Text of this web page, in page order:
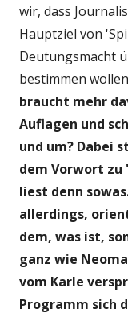
wir, dass
Hauptziel von
Deutungsmacht
bestimmen
braucht mehr
Auflagen und
und um? Dabei
dem Vorwort zu
liest denn
allerdings,
dem, was ist,
ganz wie
vom Karle
Programm sich